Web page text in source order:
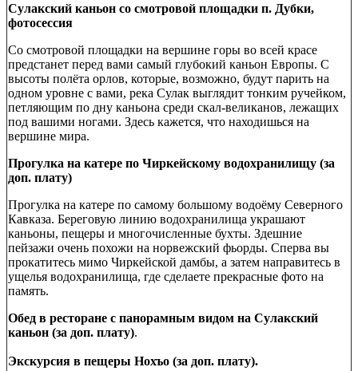
Сулакский каньон со смотровой площадки п. Дубки,
фотосессия
Со смотровой площадки на вершине горы во всей красе
предстанет перед вами самый глубокий каньон Европы. С
высоты полёта орлов, которые, возможно, будут парить на
одном уровне с вами, река Сулак выглядит тонким ручейком,
петляющим по дну каньона среди скал-великанов, лежащих
под вашими ногами. Здесь кажется, что находишься на
вершине мира.
Прогулка на катере по Чиркейскому водохранилищу (за
доп. плату)
Прогулка на катере по самому большому водоёму Северного
Кавказа. Береговую линию водохранилища украшают
каньоны, пещеры и многочисленные бухты. Здешние
пейзажи очень похожи на норвежский фьорды. Сперва вы
прокатитесь мимо Чиркейской дамбы, а затем направитесь в
ущелья водохранилища, где сделаете прекрасные фото на
память.
Обед в ресторане с панорамным видом на Сулакский
каньон (за доп. плату).
Экскурсия в пещеры Нохъо (за доп. плату).